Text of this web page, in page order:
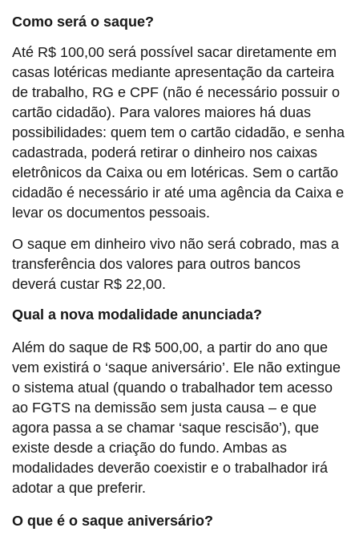
Como será o saque?
Até R$ 100,00 será possível sacar diretamente em
casas lotéricas mediante apresentação da carteira
de trabalho, RG e CPF (não é necessário possuir o
cartão cidadão). Para valores maiores há duas
possibilidades: quem tem o cartão cidadão, e senha
cadastrada, poderá retirar o dinheiro nos caixas
eletrônicos da Caixa ou em lotéricas. Sem o cartão
cidadão é necessário ir até uma agência da Caixa e
levar os documentos pessoais.
O saque em dinheiro vivo não será cobrado, mas a
transferência dos valores para outros bancos
deverá custar R$ 22,00.
Qual a nova modalidade anunciada?
Além do saque de R$ 500,00, a partir do ano que
vem existirá o ‘saque aniversário’. Ele não extingue
o sistema atual (quando o trabalhador tem acesso
ao FGTS na demissão sem justa causa – e que
agora passa a se chamar ‘saque rescisão’), que
existe desde a criação do fundo. Ambas as
modalidades deverão coexistir e o trabalhador irá
adotar a que preferir.
O que é o saque aniversário?